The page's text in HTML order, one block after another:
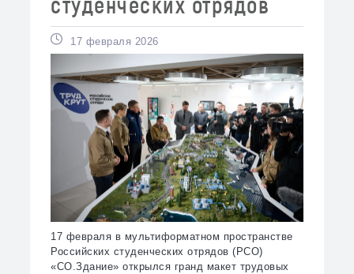
17 февраля 2026
17 февраля в мультиформатном пространстве
Российских студенческих отрядов (РСО)
«СО.Здание» открылся гранд макет трудовых